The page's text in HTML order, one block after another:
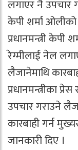
लगाएर नै उपचार
केपी शर्मा
प्रधानमन्त्री
रेग्मीलाई नेल
लैजानेमाथि
प्रधानमन्त्रीका
उपचार गराउने
कारबाही गर्न
जानकारी दिए ।